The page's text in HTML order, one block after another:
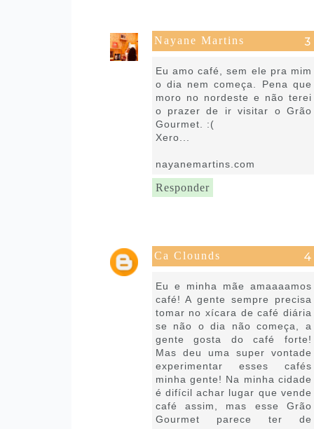
Nayane Martins
Eu amo café, sem ele pra mim
o dia nem começa. Pena que
moro no nordeste e não terei
o prazer de ir visitar o Grão
Gourmet. :(
Xero...
nayanemartins.com
Responder
Ca Clounds
Eu e minha mãe amaaaamos
café! A gente sempre precisa
tomar no xícara de café diária
se não o dia não começa, a
gente gosta do café forte!
Mas deu uma super vontade
experimentar esses cafés
minha gente! Na minha cidade
é difícil achar lugar que vende
café assim, mas esse Grão
Gourmet parece ter de